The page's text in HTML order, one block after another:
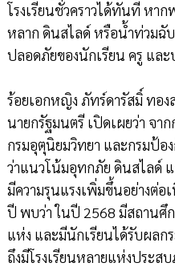
โรงเรียนชั่วคราวได้ทันที หา
หลาก ดินสไลด์ หรือน้ำท่วมฉั
ปลอดภัยของนักเรียน ครู แล
ร้อยเอกหญิง ภัทร์ดารัสมิ์ ทอง
นายกรัฐมนตรี เปิดเผยว่า จา
กรมอุตุนิยมวิทยา และกรมป้อ
ว่าแนวโน้มอุทกภัย ดินสไลด์
มีความรุนแรงเพิ่มขึ้นอย่างต่อ
ปี พบว่า ในปี 2568 มีสถานศึ
แห่ง และมีนักเรียนได้รับผลก
ถึงมีโรงเรียนหลายแห่งประส